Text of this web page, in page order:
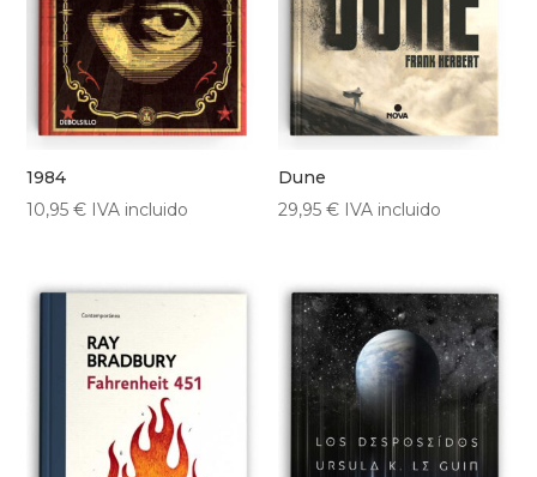
1984
10,95€ IVA incluido
Dune
29,95€ IVA incluido